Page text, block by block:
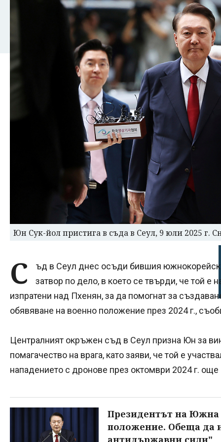
Юн Сук-йол пристига в съда в Сеул, 9 юли 2025 г.
С
ъд в Сеул днес осъди бившия
затвор по дело, в което се твърди, че той е
изпратени над Пхенян, за да помогнат за
обявяване на военно положение през 2024 г.,
Централният окръжен съд в Сеул призна Юн за
помагачество на врага, като заяви, че той е
нападението с дронове през октомври 2024 г. още
Президентът на Южна
положение. Обеща да
антидържавни сили"